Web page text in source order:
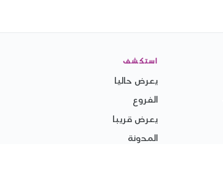
استكشف
يعرض حاليا
الفروع
يعرض قريبا
المدونة